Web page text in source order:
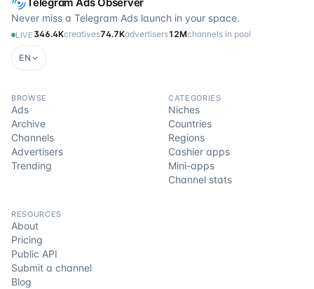
Never miss a Telegram Ads launch in your space.
LIVE 346.4Kcreatives74.7Kadvertisers12Mchannels in pool
EN
BROWSE
Ads
Archive
Channels
Advertisers
Trending
CATEGORIES
Niches
Countries
Regions
Cashier apps
Mini-apps
Channel stats
RESOURCES
About
Pricing
Public API
Submit a channel
Blog